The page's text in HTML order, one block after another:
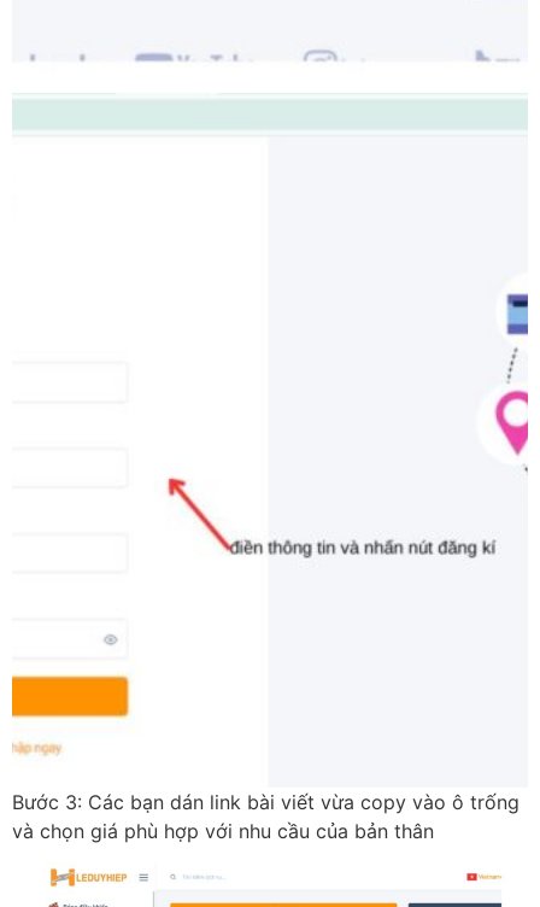
Bước 3: Các bạn dán link bài viết vừa copy vào ô trống
và chọn giá phù hợp với nhu cầu của bản thân